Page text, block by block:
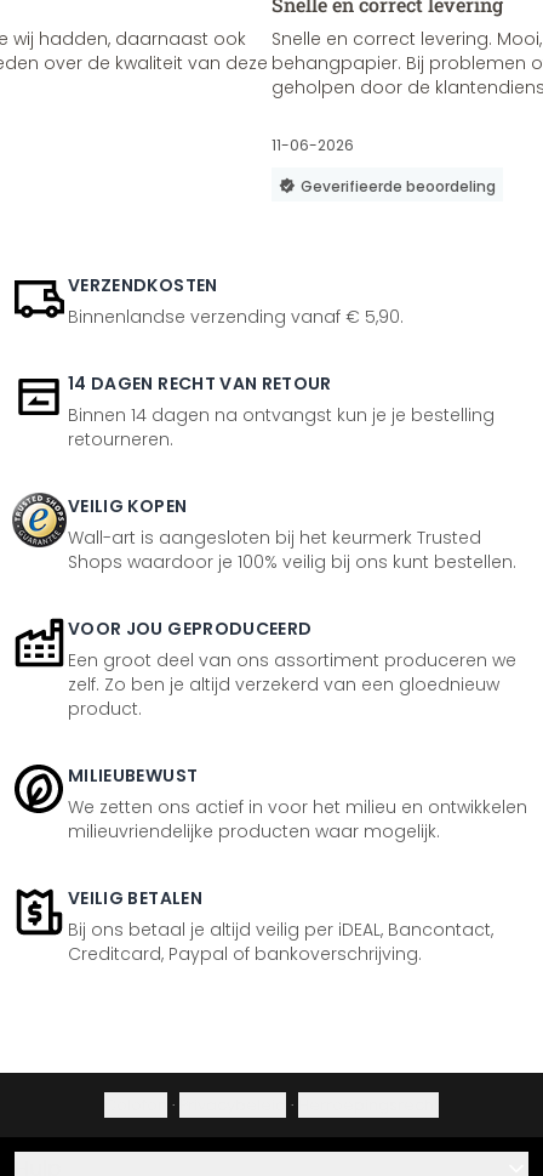
wij hadden, daarnaast ook
over de kwaliteit van deze
Snelle en correct levering.
behangpapier. Bij problemen
geholpen door de
11-06-2026
Geverifieerde beoordeling
VERZENDKOSTEN
Binnenlandse verzending vanaf € 5,90.
14 DAGEN RECHT VAN RETOUR
Binnen 14 dagen na ontvangst kun je je bestelling
retourneren.
VEILIG KOPEN
Wall-art is aangesloten bij het keurmerk Trusted
Shops waardoor je 100% veilig bij ons kunt bestellen.
VOOR JOU GEPRODUCEERD
Een groot deel van ons assortiment produceren we
zelf. Zo ben je altijd verzekerd van een gloednieuw
product.
MILIEUBEWUST
We zetten ons actief in voor het milieu en ontwikkelen
milieuvriendelijke producten waar mogelijk.
VEILIG BETALEN
Bij ons betaal je altijd veilig per iDEAL, Bancontact,
Creditcard, Paypal of bankoverschrijving.
· ·